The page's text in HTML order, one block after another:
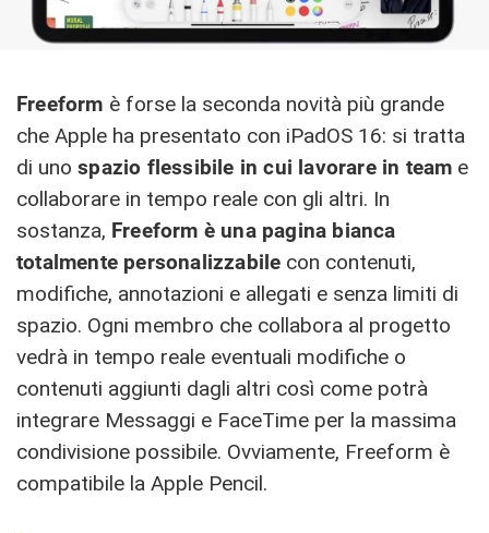
Freeform è forse la seconda novità più grande
che Apple ha presentato con iPadOS 16: si tratta
di uno spazio flessibile in cui lavorare in team e
collaborare in tempo reale con gli altri. In
sostanza, Freeform è una pagina bianca
totalmente personalizzabile con contenuti,
modifiche, annotazioni e allegati e senza limiti di
spazio. Ogni membro che collabora al progetto
vedrà in tempo reale eventuali modifiche o
contenuti aggiunti dagli altri così come potrà
integrare Messaggi e FaceTime per la massima
condivisione possibile. Ovviamente, Freeform è
compatibile la Apple Pencil.